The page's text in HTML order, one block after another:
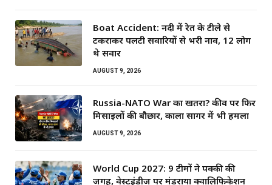
Boat Accident: नदी में रेत के टीले से
टकराकर पलटी सवारियों से भरी नाव, 12 लोग
थे सवार
AUGUST 9, 2026
Russia-NATO War का खतरा? कीव पर फिर
मिसाइलों की बौछार, काला सागर में भी हमला
AUGUST 9, 2026
World Cup 2027: 9 टीमों ने पक्की की
जगह, वेस्टइंडीज पर मंडराया क्वालिफिकेशन